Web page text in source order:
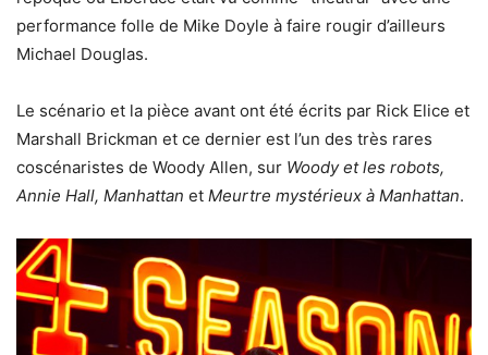
performance folle de Mike Doyle à faire rougir d’ailleurs
Michael Douglas.
Le scénario et la pièce avant ont été écrits par Rick Elice et
Marshall Brickman et ce dernier est l’un des très rares
coscénaristes de Woody Allen, sur Woody et les robots,
Annie Hall, Manhattan et Meurtre mystérieux à Manhattan.